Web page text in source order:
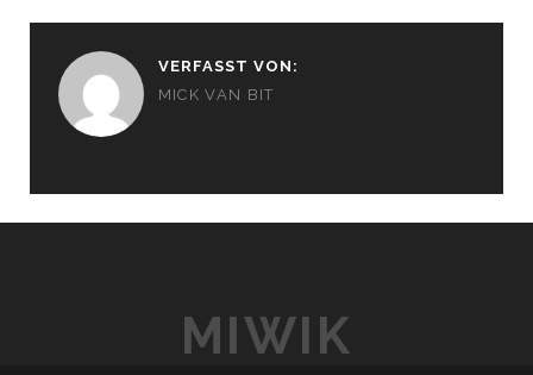
VERFASST VON:
MICK VAN BIT
MIWIK